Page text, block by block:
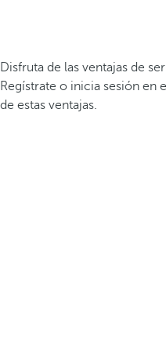
Disfruta de las ventajas de
Regístrate o inicia sesión en
de estas ventajas.